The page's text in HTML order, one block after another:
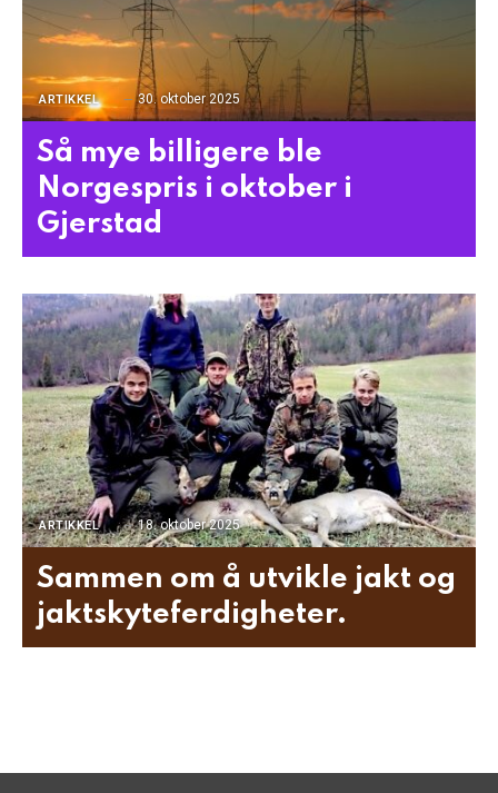
ARTIKKEL 30. oktober 2025
Så mye billigere ble
Norgespris i oktober i
Gjerstad
ARTIKKEL 18. oktober 2025
Sammen om å utvikle jakt og
jaktskyteferdigheter.